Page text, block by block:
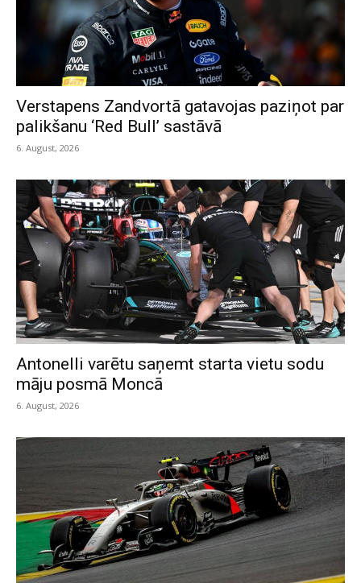
Verstapens Zandvortā gatavojas paziņot par
palikšanu ‘Red Bull’ sastāvā
6. August, 2026
Antonelli varētu saņemt starta vietu sodu
māju posmā Moncā
6. August, 2026